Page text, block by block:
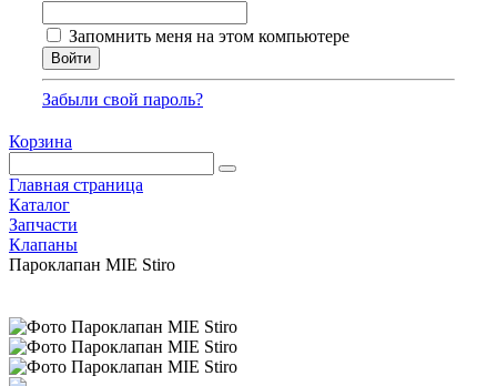
Запомнить меня на этом компьютере
Забыли свой пароль?
Корзина
Главная страница
Каталог
Запчасти
Клапаны
Пароклапан MIE Stiro